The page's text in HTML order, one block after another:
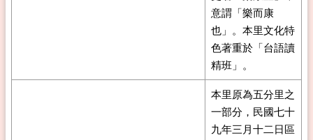
意謂「樂而康
也」。本里文化特
色著重於「台語讀
精班」。
本里原為五分里之
一部分，民國七十
九年三月十二日區